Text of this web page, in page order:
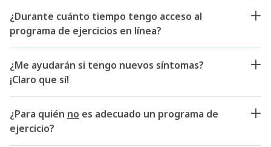
¿Durante cuánto tiempo tengo acceso al
programa de ejercicios en línea?
¿Me ayudarán si tengo nuevos síntomas?
¡Claro que sí!
¿Para quién no es adecuado un programa de
ejercicio?